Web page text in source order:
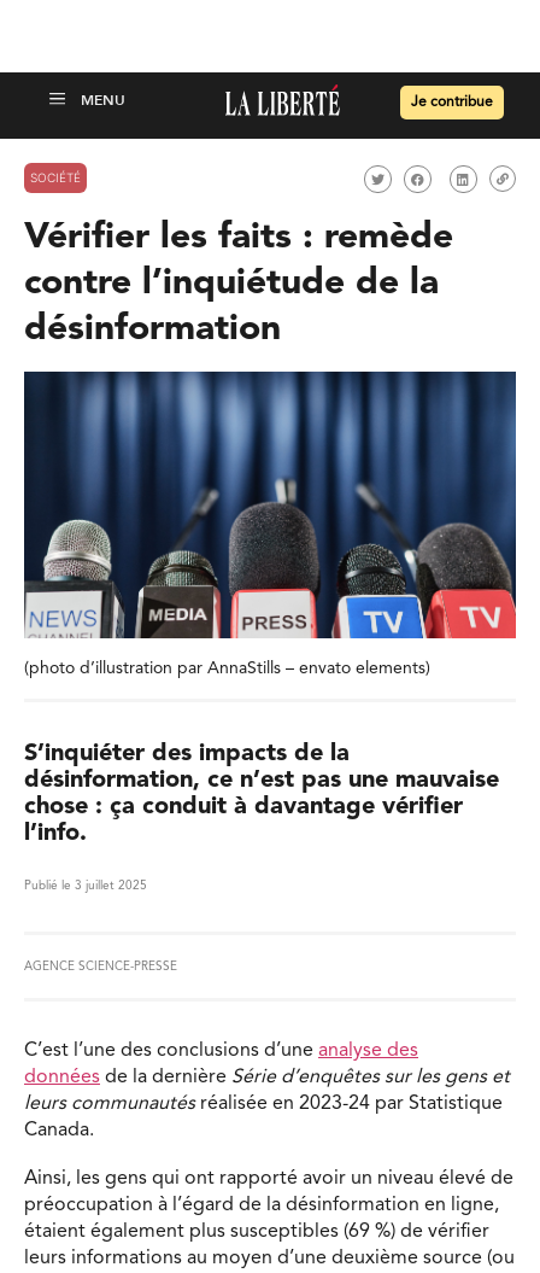
Je contribue
SOCIÉTÉ
Vérifier les faits : remède
contre l’inquiétude de la
désinformation
(photo d’illustration par AnnaStills – envato elements)
S’inquiéter des impacts de la
désinformation, ce n’est pas une mauvaise
chose : ça conduit à davantage vérifier
l’info.
Publié le 3 juillet 2025
AGENCE SCIENCE-PRESSE
C’est l’une des conclusions d’une analyse des
données de la dernière Série d’enquêtes sur les gens et
leurs communautésréalisée en 2023-24 par Statistique
Canada.
Ainsi, les gens qui ont rapporté avoir un niveau élevé de
préoccupation à l’égard de la désinformation en ligne,
étaient également plus susceptibles (69 %) de vérifier
leurs informations au moyen d’une deuxième source (ou